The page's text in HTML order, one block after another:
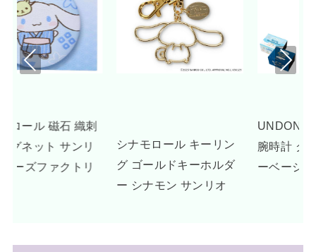
シナモロール キーリン
グ ゴールドキーホルダ
ー シナモン サンリオ
UNDONE シナモロール
腕時計 グッズ ドリーミ
ーベージュ
Pre
Nex